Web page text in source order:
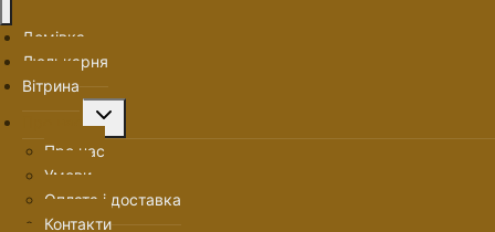
Домівка
Люлькарня
Вітрина
Перемкнути
меню
нащадка
Про нас
Умови
Оплата і доставка
Контакти